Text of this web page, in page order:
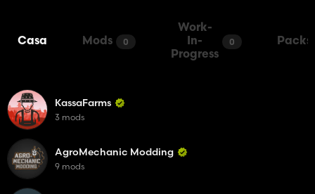
Casa Mods 0
Work-
In-
Progress
0 Packs
KassaFarms
3 mods
AgroMechanic Modding
9 mods